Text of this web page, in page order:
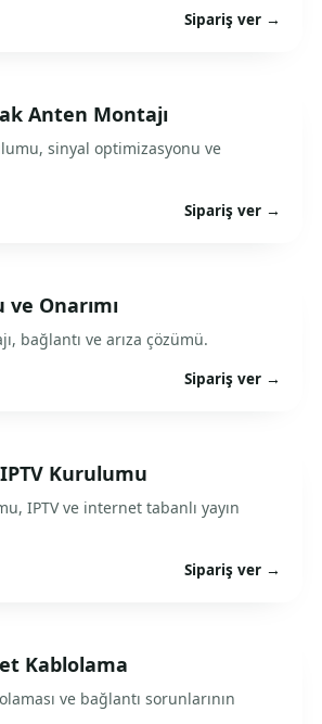
Sipariş ver →
Anten Montajı
sinyal optimizasyonu ve
Sipariş ver →
Onarımı
bağlantı ve arıza çözümü.
Sipariş ver →
Kurulumu
IPTV ve internet tabanlı yayın
Sipariş ver →
Kablolama
ve bağlantı sorunlarının